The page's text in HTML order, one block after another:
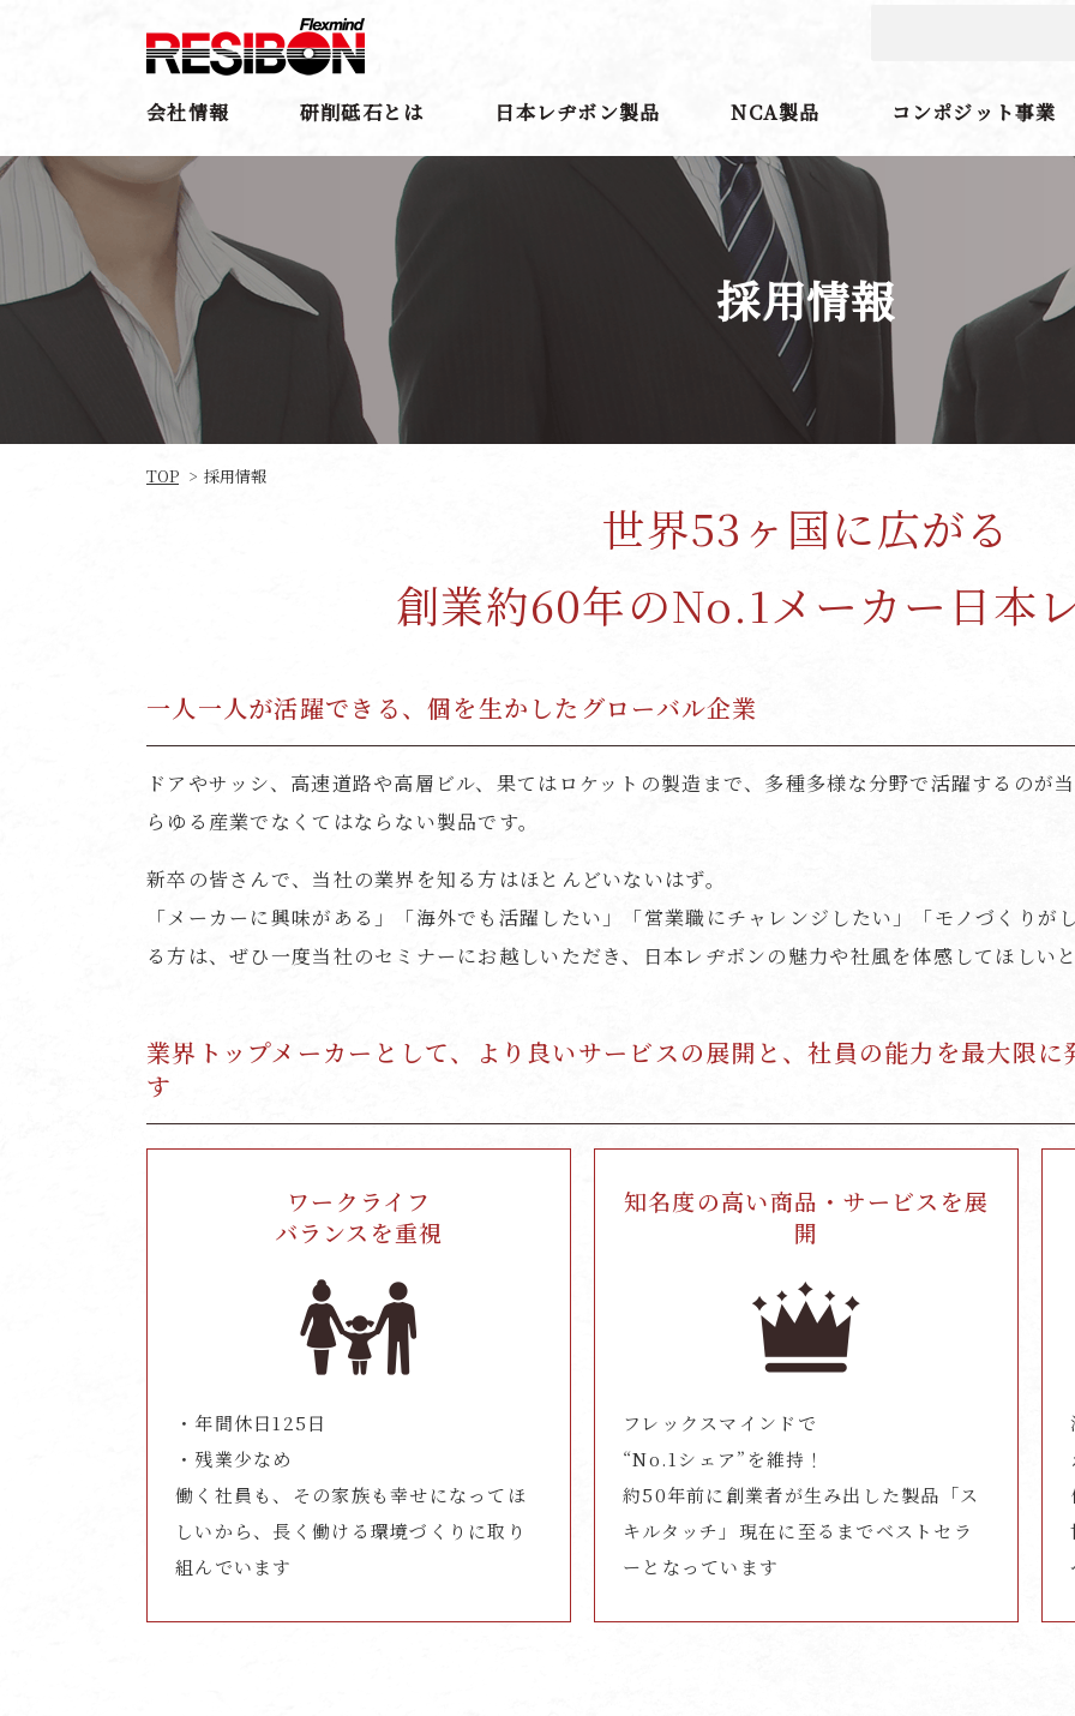
会社情報 研削砥石とは 日本レヂボン製品 NCA製品 コンポジット事業
採用情報
TOP 採用情報
世界53ヶ国に広がる
創業約60年のNo.1メーカー日本
一人一人が活躍できる、個を生かしたグローバル企業
ドアやサッシ、高速道路や高層ビル、果てはロケットの製造まで、多種多様な分野で活躍するのが
らゆる産業でなくてはならない製品です。
新卒の皆さんで、当社の業界を知る方はほとんどいないはず。
「メーカーに興味がある」「海外でも活躍したい」「営業職にチャレンジしたい」「モノづくり
る方は、ぜひ一度当社のセミナーにお越しいただき、日本レヂボンの魅力や社風を体感してほしい
業界トップメーカーとして、より良いサービスの展開と、社員の能力を最大限
す
ワークライフ
バランスを重視
・年間休日125日
・残業少なめ
働く社員も、その家族も幸せになってほ
しいから、長く働ける環境づくりに取り
組んでいます
知名度の高い商品・ サービスを展
開
フレックスマインドで
“No.1シェア”を維持！
約50年前に創業者が生み出した製品「ス
キルタッチ」現在に至るまでベストセラ
ーとなっています